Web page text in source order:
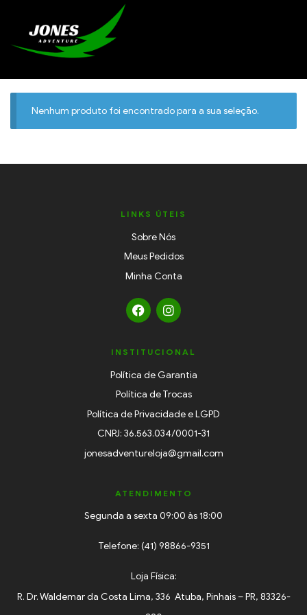
Nenhum produto foi encontrado para a sua seleção.
LINKS ÚTEIS
Sobre Nós
Meus Pedidos
Minha Conta
INSTITUCIONAL
Política de Garantia
Política de Trocas
Política de Privacidade e LGPD
CNPJ: 36.563.034/0001-31
jonesadventureloja@gmail.com
ATENDIMENTO
Segunda a sexta 09:00 às 18:00
Telefone: (41) 98866-9351
Loja Física:
R. Dr. Waldemar da Costa Lima, 336 Atuba, Pinhais – PR, 83326-